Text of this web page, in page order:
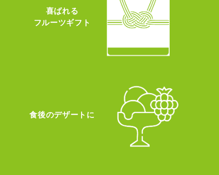
喜ばれる
フルーツギフト
食後のデザートに